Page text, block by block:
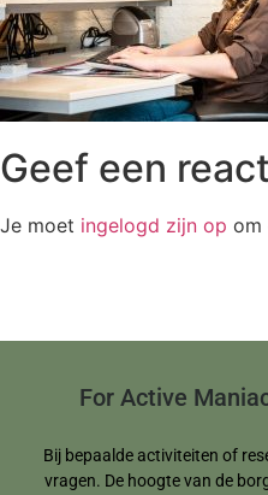
Geef een
Je moet ingelogd zijn op om
For Active
Bij bepaalde activiteiten of
vragen. De hoogte van de